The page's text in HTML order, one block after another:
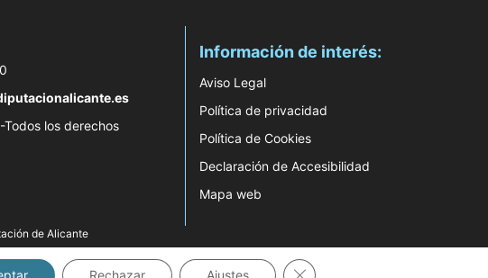
los derechos
Información de interés:
Aviso Legal
Política de privacidad
Política de Cookies
Declaración de Accesibilidad
Mapa web
de Alicante
Rechazar Ajustes Cerrar el banner de cookies